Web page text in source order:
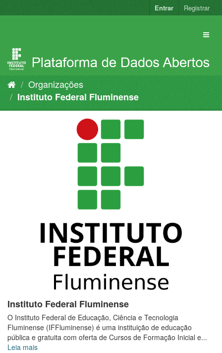
para
Entrar Registrar
Organizações
Instituto Federal Fluminense
Instituto Federal Fluminense
O Instituto Federal de Educação, Ciência e Tecnologia
Fluminense (IFFluminense) é uma instituição de educação
pública e gratuita com oferta de Cursos de Formação Inicial e...
Leia mais